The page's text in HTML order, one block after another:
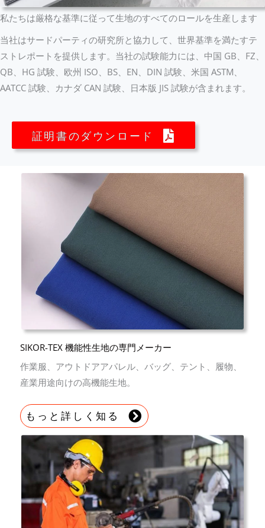
私たちは厳格な基準に従って生地のすべてのロールを生産します
当社はサードパーティの研究所と協力して、世界基準を満たすテ
ストレポートを提供します。当社の試験能力には、中国 GB、FZ、
QB、HG 試験、欧州 ISO、BS、EN、DIN 試験、米国 ASTM、
AATCC 試験、カナダ CAN 試験、日本版 JIS 試験が含まれます。
証明書のダウンロード
SIKOR-TEX 機能性生地の専門メーカー
作業服、アウトドアアパレル、バッグ、テント、履物、
産業用途向けの高機能生地。
もっと詳しく知る